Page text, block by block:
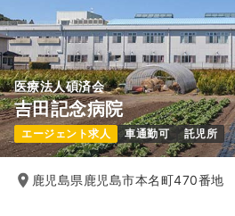
医療法人碩済会
吉田記念病院
エージェント求人 車通勤可 託児所
鹿児島県鹿児島市本名町470番地